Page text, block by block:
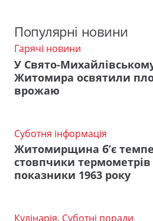
Популярні новини
Гарячі новини
У Свято-
Житомира освятили
врожаю
Суботня інформація
Житомирщина б’є
стовпчики
показники 1963 року
Кулінарія, Суботні поради